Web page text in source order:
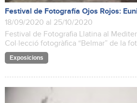
Festival de Fotografía Ojos Rojos:
18/09/2020 al 25/10/2020
Festival de Fotografia Llatina al
Col·lecció fotogràfica “Belmar” de la
Exposicions